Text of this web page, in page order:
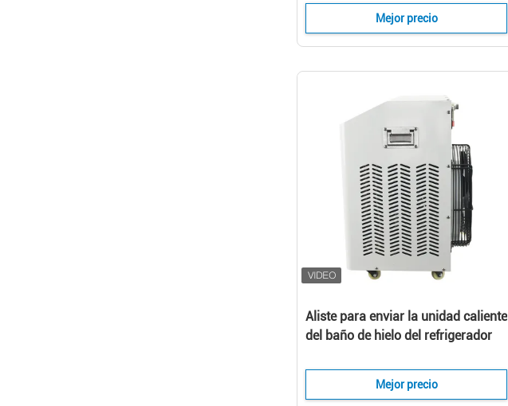
refrigeración de baño de hielo
Mejor precio
Aliste para enviar la unidad caliente
del baño de hielo del refrigerador
inflamación y acelerar atlético
Mejor precio